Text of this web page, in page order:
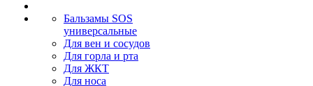
Бальзамы SOS
универсальные
Для вен и сосудов
Для горла и рта
Для ЖКТ
Для носа